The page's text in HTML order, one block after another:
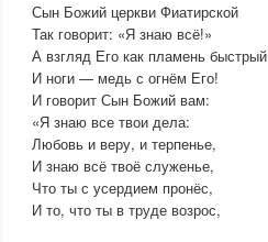
Сын Божий церкви Фиатирской
Так говорит: «Я знаю всё!»
А взгляд Его как пламень быстрый
И ноги — медь с огнём Его!
И говорит Сын Божий вам:
«Я знаю все твои дела:
Любовь и веру, и терпенье,
И знаю всё твоё служенье,
Что ты с усердием пронёс,
И то, что ты в труде возрос,